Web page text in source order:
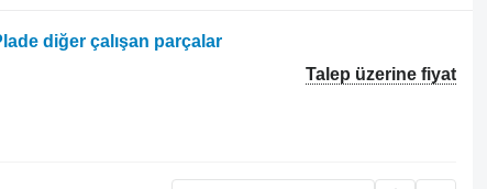
diğer çalışan parçalar
Talep üzerine fiyat